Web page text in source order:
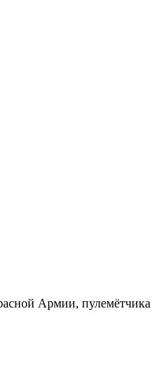
Армии,